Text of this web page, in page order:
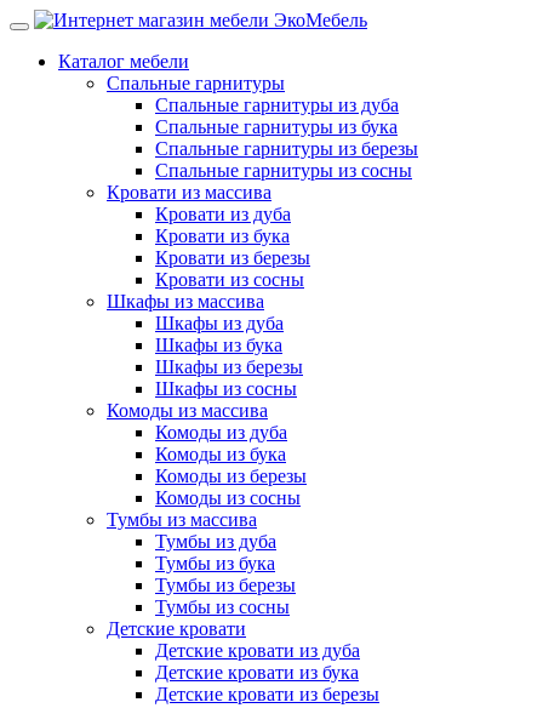
Каталог мебели
Спальные гарнитуры
Спальные гарнитуры из дуба
Спальные гарнитуры из бука
Спальные гарнитуры из березы
Спальные гарнитуры из сосны
Кровати из массива
Кровати из дуба
Кровати из бука
Кровати из березы
Кровати из сосны
Шкафы из массива
Шкафы из дуба
Шкафы из бука
Шкафы из березы
Шкафы из сосны
Комоды из массива
Комоды из дуба
Комоды из бука
Комоды из березы
Комоды из сосны
Тумбы из массива
Тумбы из дуба
Тумбы из бука
Тумбы из березы
Тумбы из сосны
Детские кровати
Детские кровати из дуба
Детские кровати из бука
Детские кровати из березы